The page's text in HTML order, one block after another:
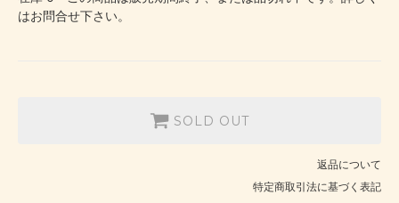
はお問合せ下さい。
SOLD OUT
返品について
特定商取引法に基づく表記